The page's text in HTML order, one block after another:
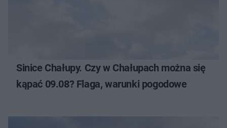
Sinice Chałupy. Czy w Chałupach można się
kąpać 09.08? Flaga, warunki pogodowe